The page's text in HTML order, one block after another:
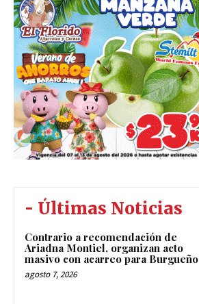
- Últimas Noticias
Contrario a recomendación de
Ariadna Montiel, organizan acto
masivo con acarreo para Burgueño
agosto 7, 2026